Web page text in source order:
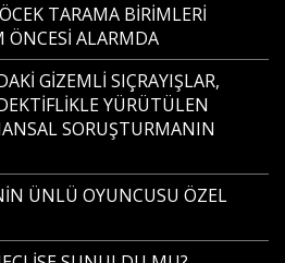
TARAMA BİRİMLERİ
ÖNCESİ ALARMDA
GİZEMLİ SIÇRAYIŞLAR,
YÜRÜTÜLEN
SORUŞTURMANIN
ÜNLÜ OYUNCUSU ÖZEL